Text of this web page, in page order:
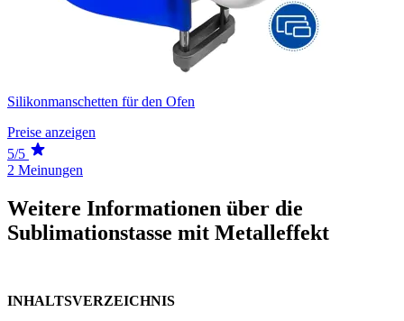
Silikonmanschetten für den Ofen
Preise anzeigen
5/5
2 Meinungen
Weitere Informationen über die
Sublimationstasse mit Metalleffekt
INHALTSVERZEICHNIS